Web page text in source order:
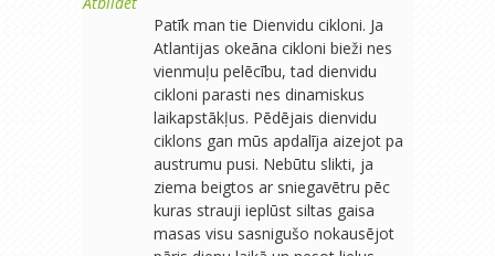
Patīk man tie Dienvidu cikloni. Ja
Atlantijas okeāna cikloni bieži nes
vienmuļu pelēcību, tad dienvidu
cikloni parasti nes dinamiskus
laikapstākļus. Pēdējais dienvidu
ciklons gan mūs apdalīja aizejot pa
austrumu pusi. Nebūtu slikti, ja
ziema beigtos ar sniegavētru pēc
kuras strauji ieplūst siltas gaisa
masas visu sasnigušo nokausējot